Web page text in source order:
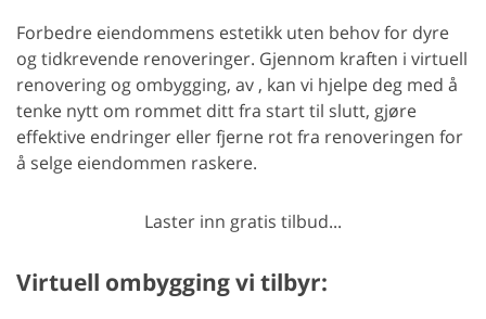
Forbedre eiendommens estetikk uten behov for dyre
og tidkrevende renoveringer. Gjennom kraften i virtuell
renovering og ombygging, av , kan vi hjelpe deg med å
tenke nytt om rommet ditt fra start til slutt, gjøre
effektive endringer eller fjerne rot fra renoveringen for
å selge eiendommen raskere.
Laster inn gratis tilbud...
Virtuell ombygging vi tilbyr: